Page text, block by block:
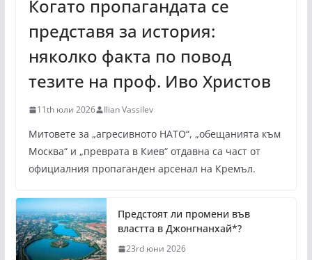
Когато пропагандата се
представя за история:
няколко факта по повод
тезите на проф. Иво Христов
11th юли 2026 Ilian Vassilev
Митовете за „агресивното НАТО“, „обещанията към
Москва“ и „преврата в Киев“ отдавна са част от
официалния пропаганден арсенал на Кремъл.
Предстоят ли промени във
властта в Джонгнанхай*?
23rd юни 2026